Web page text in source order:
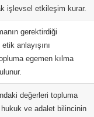
işlevsel etkileşim kurar.
gerektirdiği
anlayışını
egemen kılma
değerleri topluma
ve adalet bilincinin